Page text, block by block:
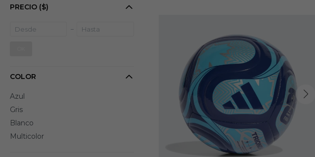
PRECIO ($)
COLOR
Azul
Gris
Blanco
Multicolor